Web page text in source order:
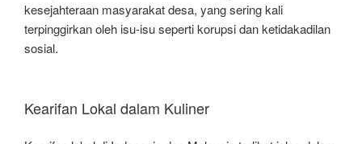
kesejahteraan masyarakat desa, yang sering kali
terpinggirkan oleh isu-isu seperti korupsi dan ketidakadilan
sosial.
Kearifan Lokal dalam Kuliner